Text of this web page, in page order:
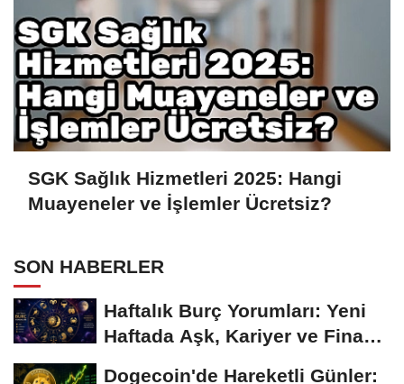
SGK Sağlık Hizmetleri 2025: Hangi
Muayeneler ve İşlemler Ücretsiz?
SON HABERLER
Haftalık Burç Yorumları: Yeni
Haftada Aşk, Kariyer ve Finans
Dogecoin'de Hareketli Günler: